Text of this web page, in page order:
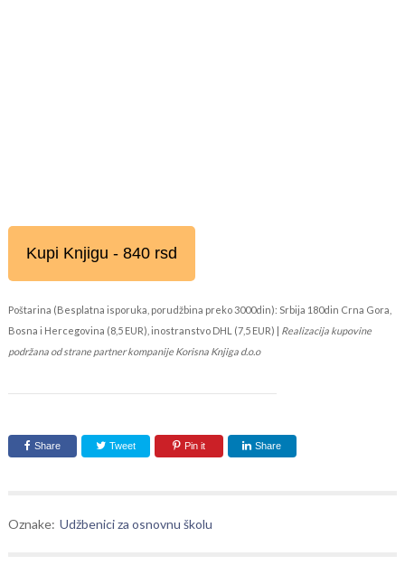
Kupi Knjigu - 840 rsd
Poštarina (Besplatna isporuka, porudžbina preko 3000din): Srbija 180din Crna Gora,
Bosna i Hercegovina (8,5 EUR), inostranstvo DHL (7,5 EUR) | Realizacija kupovine
podržana od strane partner kompanije Korisna Knjiga d.o.o
Share Tweet Pin it Share
Oznake: Udžbenici za osnovnu školu